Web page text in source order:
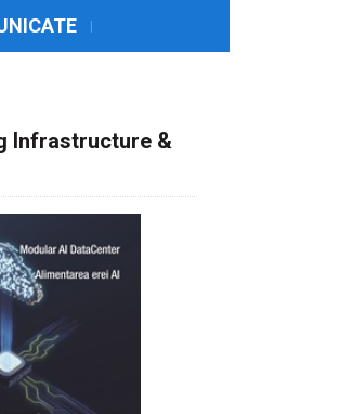
Infrastructure &